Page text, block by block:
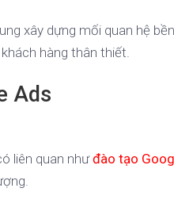
xây dựng mối quan hệ
hàng thân thiết.
Ads
liên quan nhưđào tạo